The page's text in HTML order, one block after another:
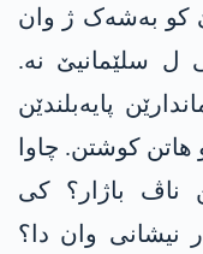
کو بەشەک ژ وان
ل سلێمانیێ نە.
بەری نھا 3 فەرماندارێن پایەبلندێن
کوشتن. چاوا
ناڤ باژار؟ کی
نیشانی وان دا؟